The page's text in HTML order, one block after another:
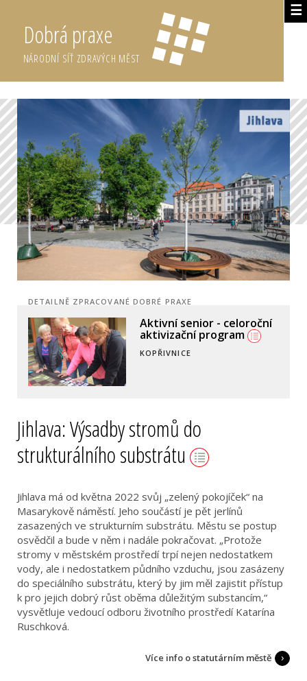
☰
Dobrá praxe
NÁRODNÍ SÍŤ ZDRAVÝCH MĚST
DETAILNĚ ZPRACOVANÉ DOBRÉ PRAXE
Aktivní senior - celoroční
aktivizační program
KOPŘIVNICE
Jihlava: Výsadby stromů do
strukturálního substrátu
Jihlava má od května 2022 svůj „zelený pokojíček“ na
Masarykově náměstí. Jeho součástí je pět jerlínů
zasazených ve strukturním substrátu. Městu se postup
osvědčil a bude v něm i nadále pokračovat. „Protože
stromy v městském prostředí trpí nejen nedostatkem
vody, ale i nedostatkem půdního vzduchu, jsou zasázeny
do speciálního substrátu, který by jim měl zajistit přístup
k pro jejich dobrý růst oběma důležitým substancím,“
vysvětluje vedoucí odboru životního prostředí Katarína
Ruschková.
Více info o statutárním městě